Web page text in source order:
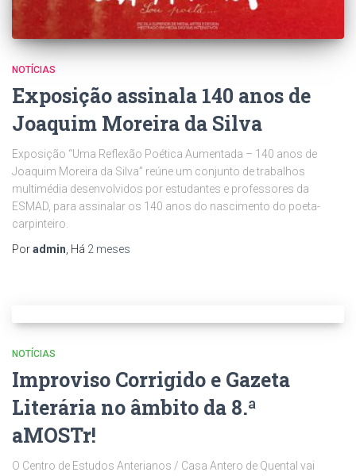
NOTÍCIAS
Exposição assinala 140 anos de
Joaquim Moreira da Silva
Exposição “Uma Reflexão Poética Aumentada – 140 anos de
Joaquim Moreira da Silva” reúne um conjunto de trabalhos
multimédia desenvolvidos por estudantes e professores da
ESMAD, para assinalar os 140 anos do nascimento do poeta-
carpinteiro.
Poradmin, Há 2 meses
NOTÍCIAS
Improviso Corrigido e Gazeta
Literária no âmbito da 8.ª
aMOSTr!
O Centro de Estudos Anterianos / Casa Antero de Quental vai